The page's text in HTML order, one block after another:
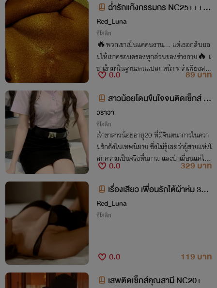
ฉ่ำรักแก๊งกรรมกร NC25+++
[PWP]
Red_Luna
อีโรติก
🔥พวกเขาเป็นแค่คนงาน... แต่เธอกลับยอ
มให้เขาครอบครองทุกส่วนของร่างกาย🔥 เ
ขาเข้ามาในฐานะคนแปลกหน้า ทว่าเพียงสาย
ตาคู่นั้นกลับจุดไฟในตัวเธอจนไม่อาจดับได้ ก
ลางแสงแดดที่แผดเผา... เสียงลมหายใจแล
ะเรือนกาย
0.0
89 บาท
สาวน้อยโดนขืนใจจนติดเซ็กส์ (N
C เน้นๆ) เสียวทุกตอน❤️‍🔥
วราวา
อีโรติก
เจ้าขาสาวน้อยอายุ20 ที่มีจินตนาการในควา
มรักดั่งในเทพนิยาย ซึ่งไม่รู้เลยว่าผู้ชายแห่งโ
ลกความเป็นจริงหื่นกาม และป่าเถื่อนแค่ไห
น
0.0
329 บาท
เรื่องเสียว เพื่อนรักใต้ผ้าห่ม 3P
[PWP]
Red_Luna
อีโรติก
0.0
119 บาท
เสพติดเซ็กส์คุณสามี NC20+